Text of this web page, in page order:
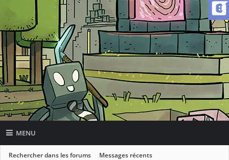
MENU
Rechercher dans les forums Messages récents